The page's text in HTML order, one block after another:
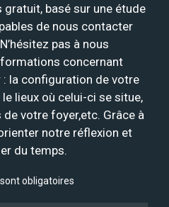
basé sur une étude
de nous contacter
pas à nous
concernant
la configuration de votre
lieux où celui-ci se situe,
votre foyer,etc. Grâce à
notre réflexion et
du temps.
sont obligatoires